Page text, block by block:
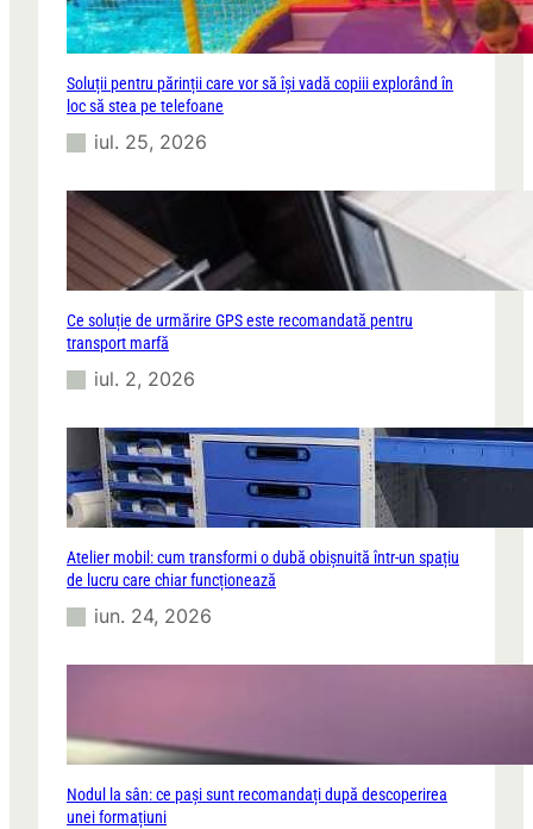
Soluții pentru părinții care vor să își vadă copiii explorând în
loc să stea pe telefoane
iul. 25, 2026
Ce soluție de urmărire GPS este recomandată pentru
transport marfă
iul. 2, 2026
Atelier mobil: cum transformi o dubă obișnuită într-un spațiu
de lucru care chiar funcționează
iun. 24, 2026
Nodul la sân: ce pași sunt recomandați după descoperirea
unei formațiuni